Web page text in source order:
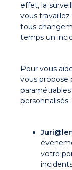
effet, la
vous
tous
temps un
Pour vous
vous propose
personnalisés :
votre